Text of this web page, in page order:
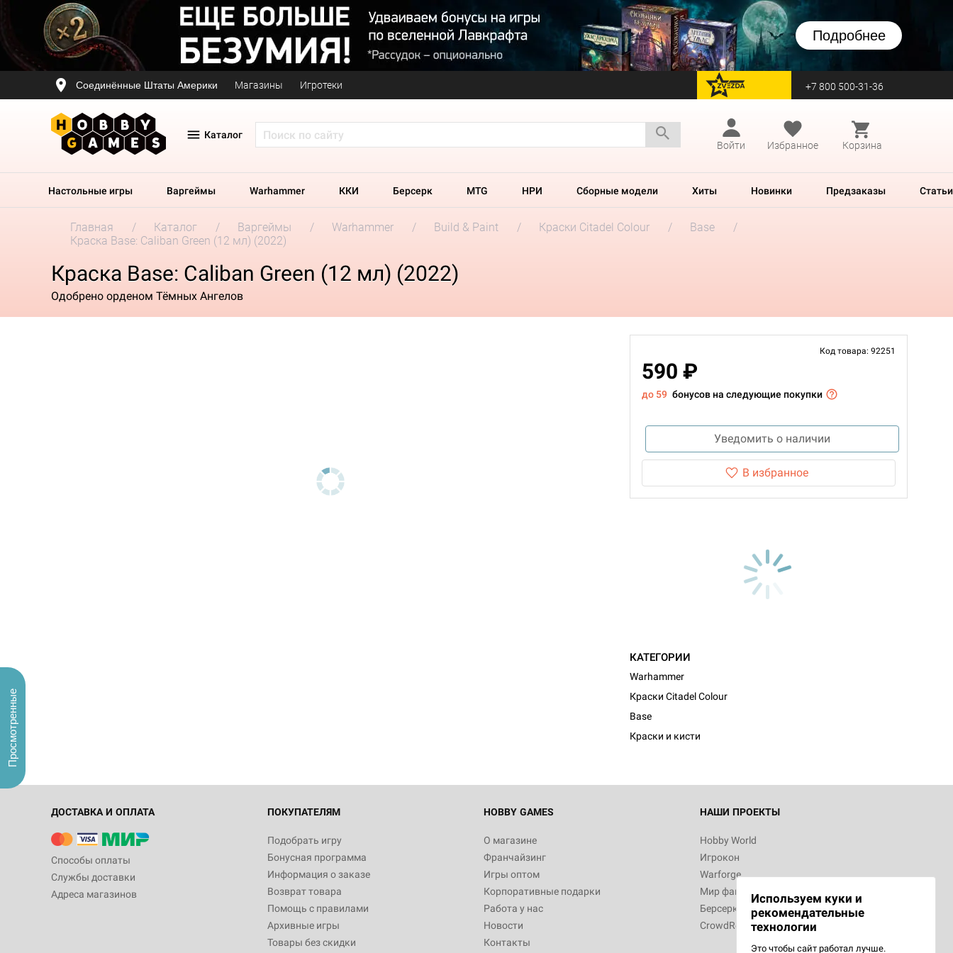
Подробнее
Соединённые Штаты Америки Магазины Игротеки перейти на Zvezda +7 800 500-31-36
Каталог
Войти
Избранное Корзина
Настольные игры Варгеймы Warhammer ККИ Берсерк MTG НРИ Сборные модели Хиты Новинки Предзаказы Статьи
Главная Каталог Варгеймы Warhammer Build & Paint Краски Citadel Colour
Base
Краска Base: Caliban Green (12 мл) (2022)
Краска Base: Caliban Green (12 мл) (2022)
Одобрено орденом Тёмных Ангелов
Код товара: 92251
590 ₽
до 59 бонусов на следующие покупки
Уведомить о наличии
В избранное
КАТЕГОРИИ
Warhammer
Краски Citadel Colour
Base
Краски и кисти
ДОСТАВКА И ОПЛАТА
Способы оплаты
Службы доставки
Адреса магазинов
ПОКУПАТЕЛЯМ
Подобрать игру
Бонусная программа
Информация о заказе
Возврат товара
Помощь с правилами
Архивные игры
Товары без скидки
HOBBY GAMES
О магазине
Франчайзинг
Игры оптом
Корпоративные подарки
Работа у нас
Новости
Контакты
НАШИ ПРОЕКТЫ
Hobby World
Игрокон
Warforge
Мир фантастики
Берсерк
CrowdRepublic
Используем куки и
рекомендательные
технологии
Это чтобы сайт работал лучше.
Просмотренные
Настольная игра Hobby World Монстры
Белая смерть
12 990
Настольная игра Hobby World Ужас
3 490